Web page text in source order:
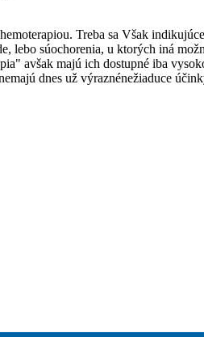
Treba sa Však
lebo súochorenia, u ktorých iná
avšak majú ich dostupné iba
dnes už výraznénežiaduce